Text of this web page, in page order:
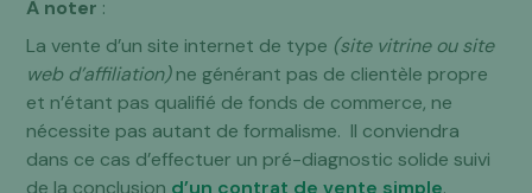
À noter :
La vente d’un site internet de type (site vitrine ou site
web d’affiliation)ne générant pas de clientèle propre
et n’étant pas qualifié de fonds de commerce, ne
nécessite pas autant de formalisme. Il conviendra
dans ce cas d’effectuer un pré-diagnostic solide suivi
de la conclusion d’un contrat de vente simple.